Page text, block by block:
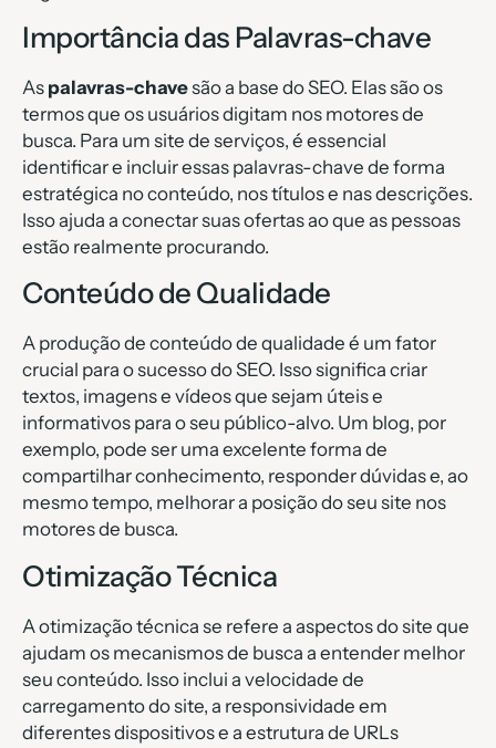
Importância das Palavras-chave
As palavras-chavesão a base do SEO. Elas são os
termos que os usuários digitam nos motores de
busca. Para um site de serviços, é essencial
identificar e incluir essas palavras-chave de forma
estratégica no conteúdo, nos títulos e nas descrições.
Isso ajuda a conectar suas ofertas ao que as pessoas
estão realmente procurando.
Conteúdo de Qualidade
A produção de conteúdo de qualidade é um fator
crucial para o sucesso do SEO. Isso significa criar
textos, imagens e vídeos que sejam úteis e
informativos para o seu público-alvo. Um blog, por
exemplo, pode ser uma excelente forma de
compartilhar conhecimento, responder dúvidas e, ao
mesmo tempo, melhorar a posição do seu site nos
motores de busca.
Otimização Técnica
A otimização técnica se refere a aspectos do site que
ajudam os mecanismos de busca a entender melhor
seu conteúdo. Isso inclui a velocidade de
carregamento do site, a responsividade em
diferentes dispositivos e a estrutura de URLs